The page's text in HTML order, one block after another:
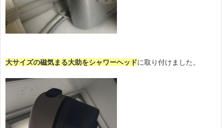
大サイズの磁気まる大助をシャワーヘッドに取り付けました。